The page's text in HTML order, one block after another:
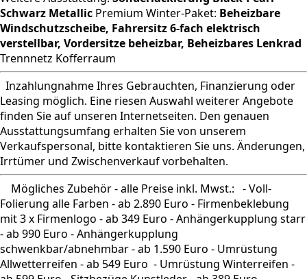
Schwarz Metallic Premium Winter-Paket: Beheizbare
Windschutzscheibe, Fahrersitz 6-fach elektrisch
verstellbar, Vordersitze beheizbar, Beheizbares Lenkrad
Trennnetz Kofferraum
Inzahlungnahme Ihres Gebrauchten, Finanzierung oder
Leasing möglich. Eine riesen Auswahl weiterer Angebote
finden Sie auf unseren Internetseiten. Den genauen
Ausstattungsumfang erhalten Sie von unserem
Verkaufspersonal, bitte kontaktieren Sie uns. Änderungen,
Irrtümer und Zwischenverkauf vorbehalten.
Mögliches Zubehör - alle Preise inkl. Mwst.: - Voll-
Folierung alle Farben - ab 2.890 Euro - Firmenbeklebung
mit 3 x Firmenlogo - ab 349 Euro - Anhängerkupplung starr
- ab 990 Euro - Anhängerkupplung
schwenkbar/abnehmbar - ab 1.590 Euro - Umrüstung
Allwetterreifen - ab 549 Euro - Umrüstung Winterreifen -